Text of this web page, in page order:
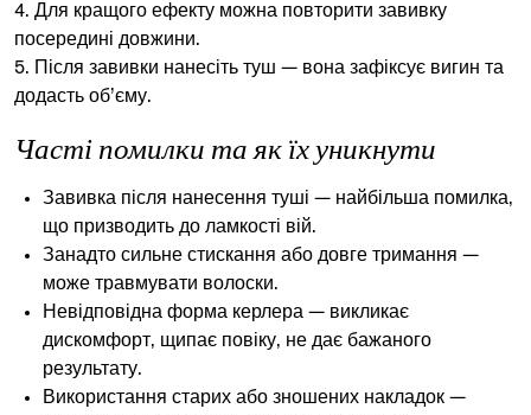
Для кращого ефекту можна повторити завивку
посередині довжини.
Після завивки нанесіть туш — вона зафіксує вигин та
додасть об’єму.
Часті помилки та як їх уникнути
Завивка після нанесення туші — найбільша помилка,
що призводить до ламкості вій.
Занадто сильне стискання або довге тримання —
може травмувати волоски.
Невідповідна форма керлера — викликає
дискомфорт, щипає повіку, не дає бажаного
результату.
Використання старих або зношених накладок —